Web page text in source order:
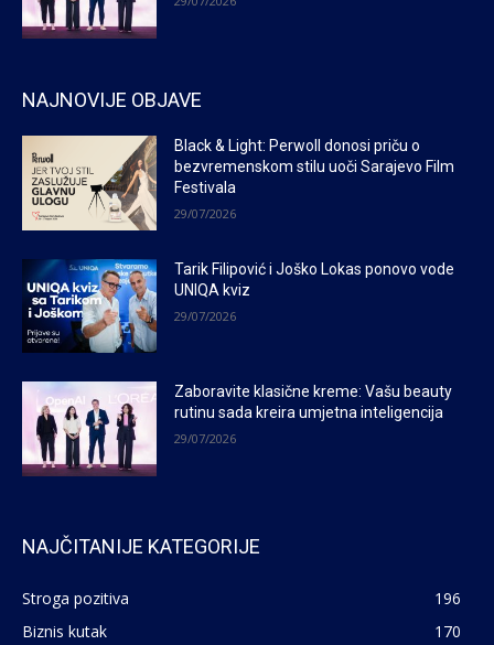
NAJNOVIJE OBJAVE
Black & Light: Perwoll donosi priču o
bezvremenskom stilu uoči Sarajevo Film
Festivala
29/07/2026
Tarik Filipović i Joško Lokas ponovo vode
UNIQA kviz
29/07/2026
Zaboravite klasične kreme: Vašu beauty
rutinu sada kreira umjetna inteligencija
29/07/2026
NAJČITANIJE KATEGORIJE
Stroga pozitiva
196
Biznis kutak
170